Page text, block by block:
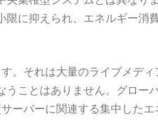
に抑えられ、エネルギー消
。それは大量のライブメデ
うことはありません。グロー
ーバーに関連する集中したエ